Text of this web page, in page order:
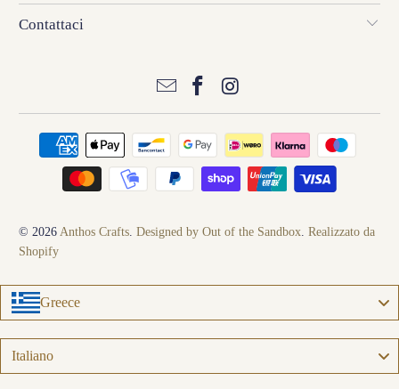
Contattaci
© 2026Anthos Crafts.Designed by Out of the Sandbox.Realizzato da
Shopify
Greece
Italiano